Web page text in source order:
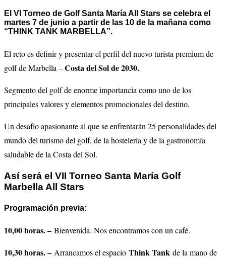
El VI Torneo de Golf Santa María All Stars se celebra el
martes 7 de junio a partir de las 10 de la mañana como
“THINK TANK MARBELLA”.
El reto es definir y presentar el perfil del nuevo turista premium de
golf de Marbella –Costa del Sol de 2030.
Segmento del golf de enorme importancia como uno de los
principales valores y elementos promocionales del destino.
Un desafío apasionante al que se enfrentarán 25 personalidades del
mundo del turismo del golf, de la hostelería y de la gastronomía
saludable de la Costa del Sol.
Así será el VII Torneo Santa María Golf
Marbella All Stars
Programación previa:
10,00 horas. – Bienvenida. Nos encontramos con un café.
10,30 horas. – Arrancamos el espacio Think Tank de la mano de